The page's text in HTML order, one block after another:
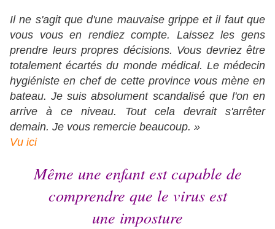
Il ne s'agit que d'une mauvaise grippe et il faut que
vous vous en rendiez compte. Laissez les gens
prendre leurs propres décisions. Vous devriez être
totalement écartés du monde médical. Le médecin
hygiéniste en chef de cette province vous mène en
bateau. Je suis absolument scandalisé que l'on en
arrive à ce niveau. Tout cela devrait s'arrêter
demain. Je vous remercie beaucoup. »
Vu ici
Même une enfant est capable de
comprendre que le virus est
une imposture